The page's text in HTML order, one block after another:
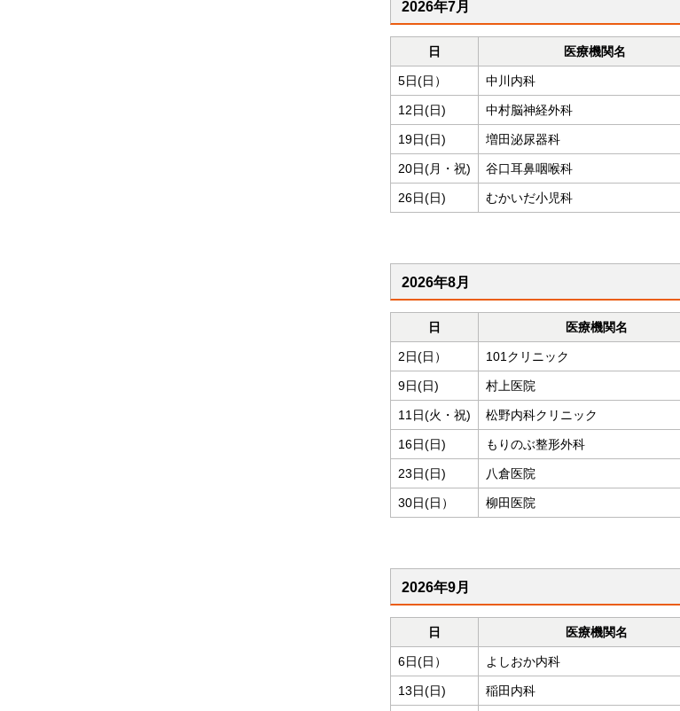
2026年7月
日 医療機関名
5日(日） 中川内科
12日(日) 中村脳神経外科
19日(日) 増田泌尿器科
20日(月・祝) 谷口耳鼻咽喉科
26日(日) むかいだ小児科
2026年8月
日 医療機関名
2日(日） 101クリニック
9日(日) 村上医院
11日(火・祝) 松野内科クリニック
16日(日) もりのぶ整形外科
23日(日) 八倉医院
30日(日） 柳田医院
2026年9月
日 医療機関名
6日(日） よしおか内科
13日(日) 稲田内科